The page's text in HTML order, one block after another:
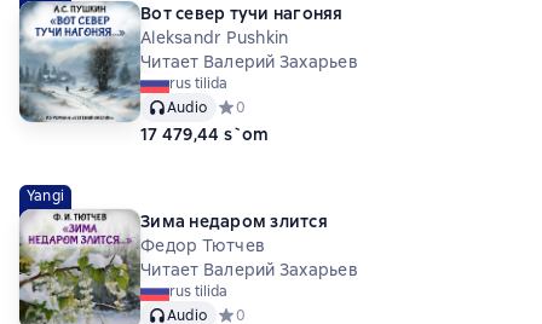
Вот север тучи нагоняя
Aleksandr Pushkin
Читает Валерий Захарьев
rus tilida
Audio
Средний рейтинг 0 на основе 0 оценок
0
17 479,44 s`om
Yangi
Зима недаром злится
Федор Тютчев
Читает Валерий Захарьев
rus tilida
Audio
Средний рейтинг 0 на основе 0 оценок
0